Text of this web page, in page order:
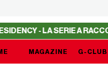
LA SERIE A RACCONTATA
MAGAZINE G-CLUB